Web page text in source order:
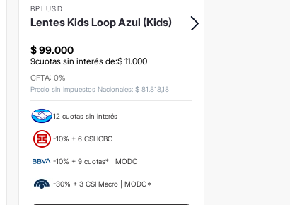
BPLUSD
Lentes Kids Loop Azul (Kids)
$ 99.000
9cuotas sin interés de:$ 11.000
CFTA: 0%
Precio sin Impuestos Nacionales: $ 81 818,18
12 cuotas sin interés
-10% + 6 CSI ICBC
-10% + 9 cuotas* | MODO
-30% + 3 CSI Macro | MODO*